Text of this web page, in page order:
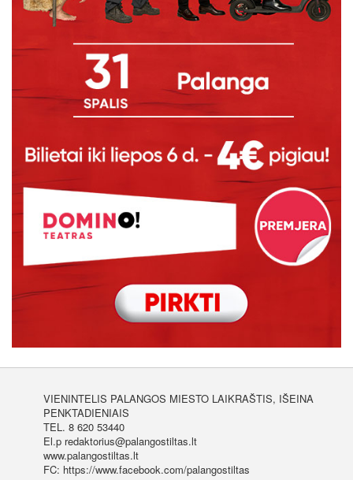
VIENINTELIS PALANGOS MIESTO LAIKRAŠTIS, IŠEINA
PENKTADIENIAIS
TEL. 8 620 53440
El.p redaktorius@palangostiltas.lt
www.palangostiltas.lt
FC: https://www.facebook.com/palangostiltas